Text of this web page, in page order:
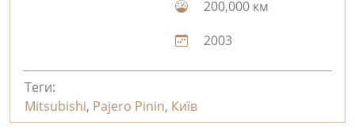
200,000 км
2003
Теги:
Mitsubishi, Pajero Pinin, Київ